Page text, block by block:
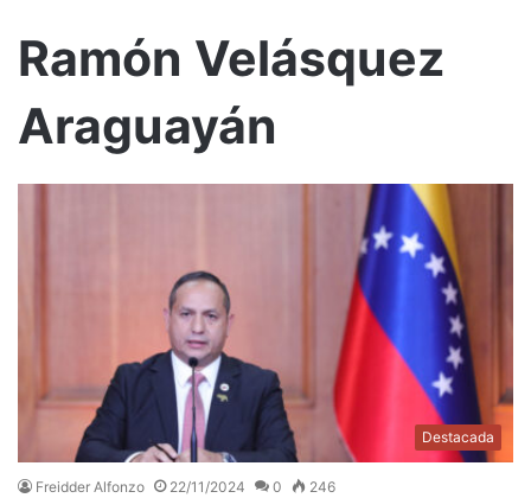
Ramón Velásquez
Araguayán
Destacada
Freidder Alfonzo 22/11/2024 0 246